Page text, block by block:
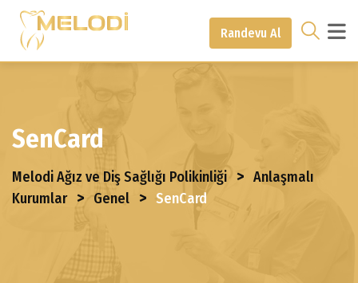
Randevu Al
SenCard
Melodi Ağız ve Diş Sağlığı Polikinliği > Anlaşmalı
Kurumlar > Genel > SenCard